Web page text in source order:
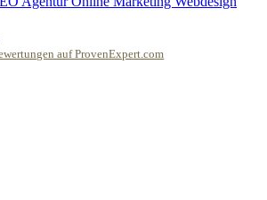
auf ProvenExpert.com